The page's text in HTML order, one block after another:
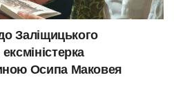
Заліщицького
Осипа Маковея